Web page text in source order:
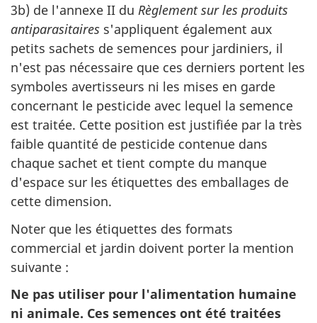
3b) de l'annexe II du Règlement sur les produits
antiparasitaires s'appliquent également aux
petits sachets de semences pour jardiniers, il
n'est pas nécessaire que ces derniers portent les
symboles avertisseurs ni les mises en garde
concernant le pesticide avec lequel la semence
est traitée. Cette position est justifiée par la très
faible quantité de pesticide contenue dans
chaque sachet et tient compte du manque
d'espace sur les étiquettes des emballages de
cette dimension.
Noter que les étiquettes des formats
commercial et jardin doivent porter la mention
suivante :
Ne pas utiliser pour l'alimentation humaine
ni animale. Ces semences ont été traitées